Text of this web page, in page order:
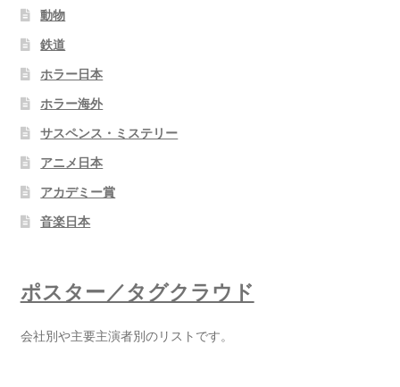
動物
鉄道
ホラー日本
ホラー海外
サスペンス・ミステリー
アニメ日本
アカデミー賞
音楽日本
ポスター／タグクラウド
会社別や主要主演者別のリストです。